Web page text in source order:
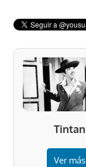
Tintan
Ver más